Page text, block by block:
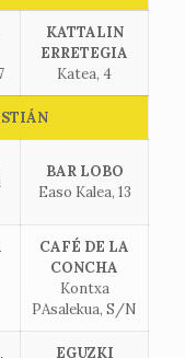
KATTALIN
ERRETEGIA
Katea, 4
BAR LOBO
Easo Kalea, 13
CAFÉ DE LA
CONCHA
Kontxa
PAsalekua, S/N
EGUZKI